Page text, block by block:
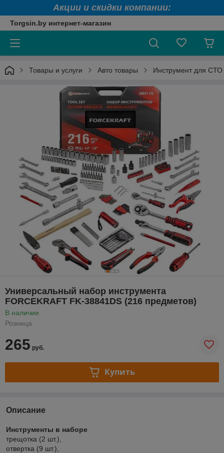
Акции и скидки компании:
Torgsin.by интернет-магазин
Товары и услуги Авто товары Инструмент для СТО
Универсальный набор инструмента
FORCEKRAFT FK-38841DS (216 предметов)
В наличии
Розница
265 руб.
Купить
Описание
Инструменты в наборе
трещотка (2 шт.),
отвертка (9 шт.),